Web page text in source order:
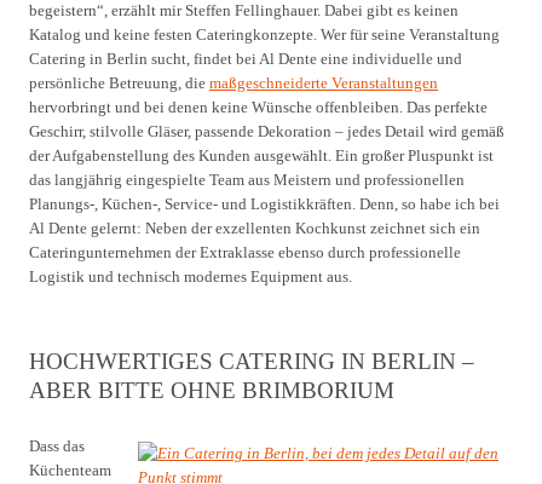
begeistern“, erzählt mir Steffen Fellinghauer. Dabei gibt es keinen
Katalog und keine festen Cateringkonzepte. Wer für seine Veranstaltung
Catering in Berlin sucht, findet bei Al Dente eine individuelle und
persönliche Betreuung, die maßgeschneiderte Veranstaltungen
hervorbringt und bei denen keine Wünsche offenbleiben. Das perfekte
Geschirr, stilvolle Gläser, passende Dekoration – jedes Detail wird gemäß
der Aufgabenstellung des Kunden ausgewählt. Ein großer Pluspunkt ist
das langjährig eingespielte Team aus Meistern und professionellen
Planungs-, Küchen-, Service- und Logistikkräften. Denn, so habe ich bei
Al Dente gelernt: Neben der exzellenten Kochkunst zeichnet sich ein
Cateringunternehmen der Extraklasse ebenso durch professionelle
Logistik und technisch modernes Equipment aus.
HOCHWERTIGES CATERING IN BERLIN –
ABER BITTE OHNE BRIMBORIUM
Dass das
Küchenteam